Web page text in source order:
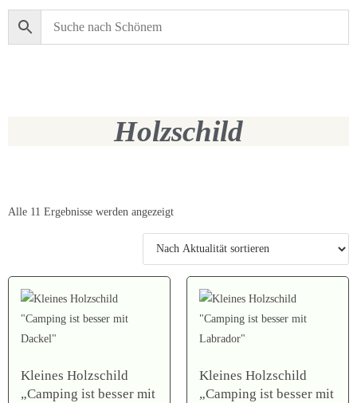
Holzschild
Alle 11 Ergebnisse werden angezeigt
Kleines Holzschild
„Camping ist besser mit
Kleines Holzschild
„Camping ist besser mit